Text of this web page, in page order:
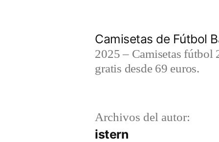
Camisetas de Fútbol
2025 – Camisetas fútbol
gratis desde 69 euros.
Archivos del autor:
istern